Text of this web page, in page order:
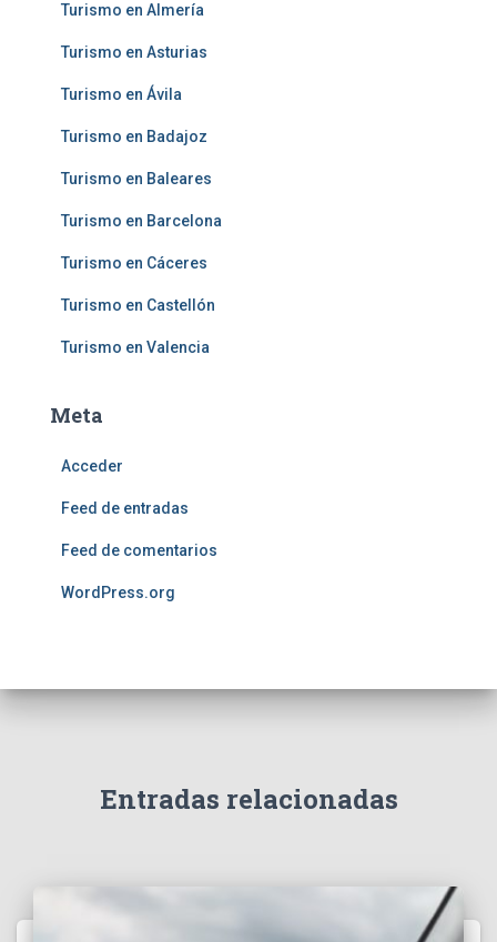
Turismo en Almería
Turismo en Asturias
Turismo en Ávila
Turismo en Badajoz
Turismo en Baleares
Turismo en Barcelona
Turismo en Cáceres
Turismo en Castellón
Turismo en Valencia
Meta
Acceder
Feed de entradas
Feed de comentarios
WordPress.org
Entradas relacionadas